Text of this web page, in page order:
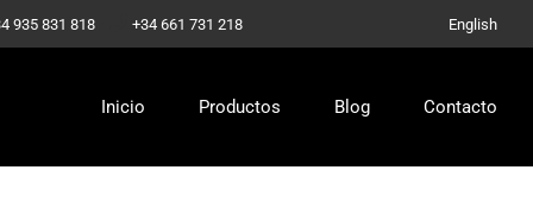
935 831 818 +34 661 731 218 English
Inicio Productos Blog Contacto